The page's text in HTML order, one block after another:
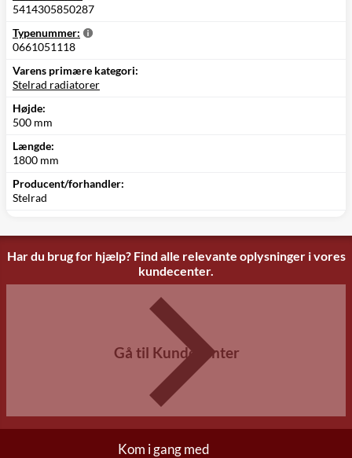
5414305850287
Typenummer:
0661051118
Varens primære kategori:
Stelrad radiatorer
Højde:
500 mm
Længde:
1800 mm
Producent/forhandler:
Stelrad
Har du brug for hjælp? Find alle relevante oplysninger i vores
kundecenter.
Gå til Kundecenter
Kom i gang med